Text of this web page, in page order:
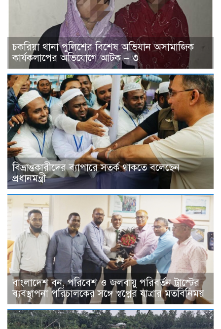
চকরিয়া থানা পুলিশের বিশেষ অভিযান অসামাজিক
কার্যকলাপের অভিযোগে আটক – ৩
বিভ্রান্তকারীদের ব্যাপারে সতর্ক থাকতে বলেছেন
প্রধানমন্ত্রী
বাংলাদেশ বন, পরিবেশ ও জলবায়ু পরিবর্তন ট্রাস্টের
ব্যবস্থাপনা পরিচালকের সঙ্গে স্বপ্নের যাত্রার মতবিনিময়